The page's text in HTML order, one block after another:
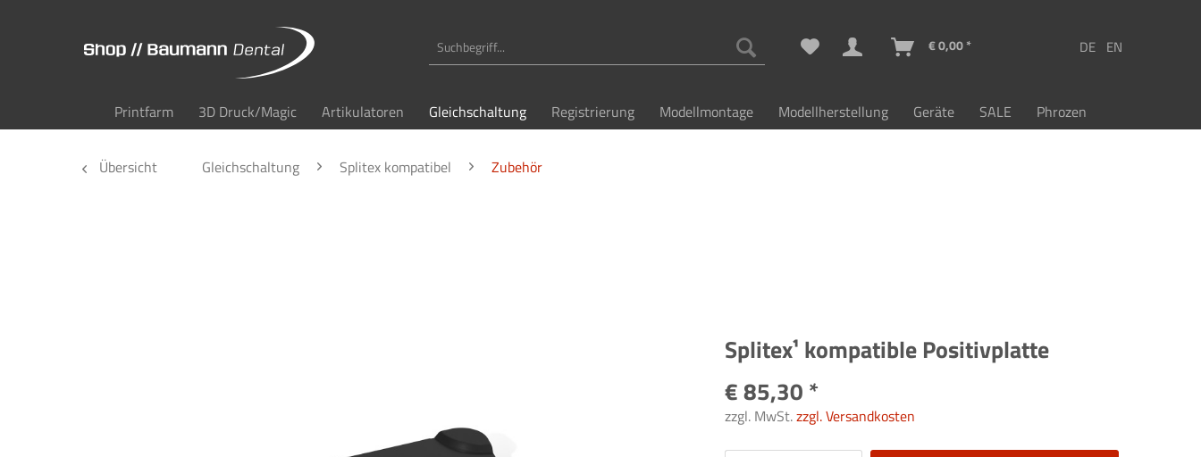
€ 0,00 *
Printfarm 3D Druck/Magic Artikulatoren Gleichschaltung Registrierung Modellmontage Modellherstellung Geräte SALE Phrozen
Übersicht Gleichschaltung Splitex kompatibel Zubehör
Splitex¹ kompatible Positivplatte
€ 85,30 *
zzgl. MwSt.zzgl. Versandkosten